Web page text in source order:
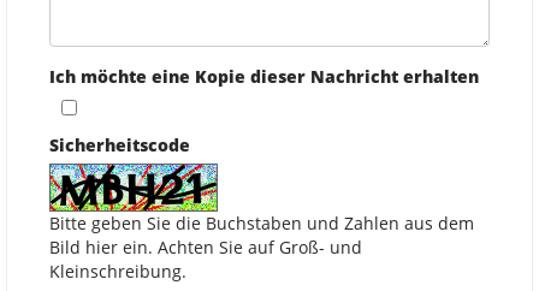
Ich möchte eine Kopie dieser Nachricht erhalten
Sicherheitscode
Bitte geben Sie die Buchstaben und Zahlen aus dem
Bild hier ein. Achten Sie auf Groß- und
Kleinschreibung.